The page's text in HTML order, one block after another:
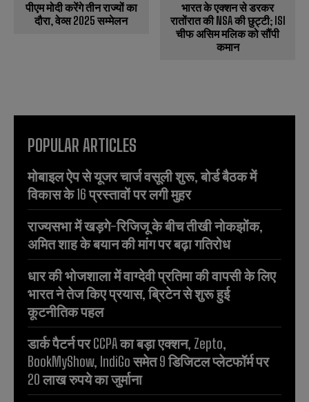
पीएम मोदी करेंगे तीन राज्यों का
दौरा, वेव्स 2025 सम्मेलन
भारत के एक्शन से डरकर
रातोंरात की NSA की छुट्टी; ISI
चीफ असिम मलिक को सौंपी
कमान
POPULAR ARTICLES
मोबाइल ऐप से यूजर चार्ज वसूली शुरू, बोर्ड बैठक में
विकास के 16 प्रस्तावों पर लगी मुहर
राज्यसभा में खड़गे-रिजिजू के बीच तीखी नोकझोंक,
अमित शाह के बयान की मांग पर बढ़ा गतिरोध
धार की भोजशाला में वाग्देवी प्रतिमा की वापसी के लिए
भारत ने तेज किए प्रयास, ब्रिटेन से शुरू हुई
कूटनीतिक पहल
डार्क पैटर्न पर CCPA का बड़ा एक्शन, Zepto,
BookMyShow, IndiGo समेत 9 डिजिटल प्लेटफॉर्म पर
20 लाख रुपये का जुर्माना